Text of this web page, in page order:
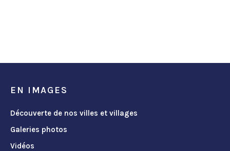
EN IMAGES
Découverte de nos villes et villages
Galeries photos
Vidéos